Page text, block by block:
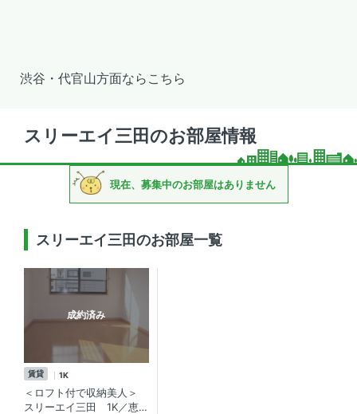
渋谷・代官山方面ならこちら
スリーエイ三田のお部屋情報
現在、募集中のお部屋はありません
スリーエイ三田のお部屋一覧
成約済み
賃貸 1K
＜ロフト付で収納美人＞
スリーエイ三田 1K／恵